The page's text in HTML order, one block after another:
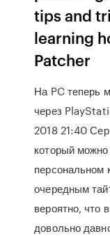
tips and
learning
Patcher
На PC теперь
через
2018 21:40
который
персональном
очередным
вероятно, что
довольно